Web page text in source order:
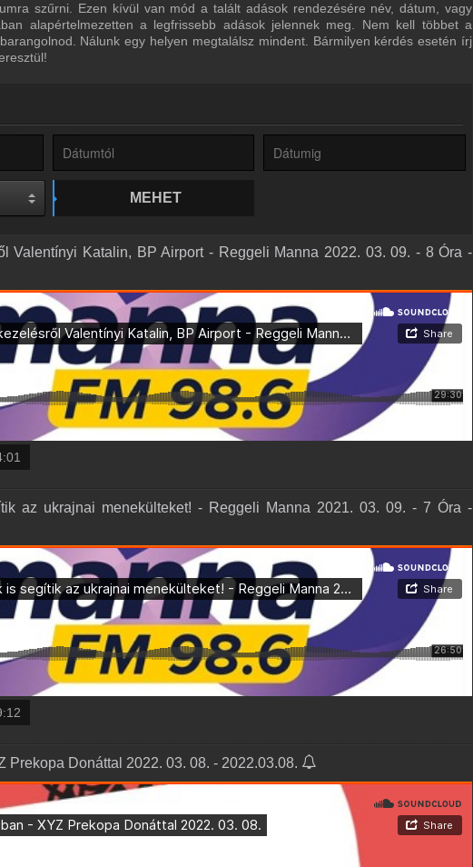
szűrni. Ezen kívül van mód a talált adások rendezésére név, dátum, vagy
alapértelmezetten a legfrissebb adások jelennek meg. Nem kell többet a
Nálunk egy helyen megtalálsz mindent. Bármilyen kérdés esetén írj
MEHET
Valentínyi Katalin, BP Airport - Reggeli Manna 2022. 03. 09. - 8 Óra -
az ukrajnai menekülteket! - Reggeli Manna 2021. 03. 09. - 7 Óra -
Prekopa Donáttal 2022. 03. 08. - 2022.03.08.